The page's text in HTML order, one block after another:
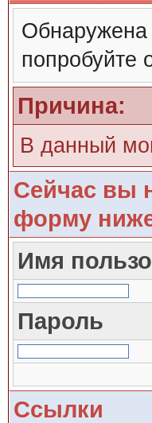
попробуйте
Причина:
В данный
Сейчас вы
форму
Имя
Пароль
Ссылки